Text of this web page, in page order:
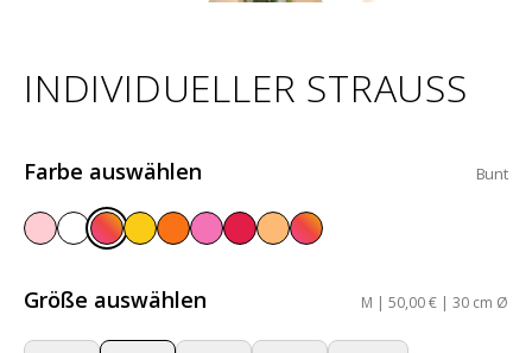
INDIVIDUELLER STRAUSS
Farbe auswählen Bunt
Größe auswählen M | 50,00 € | 30 cm Ø